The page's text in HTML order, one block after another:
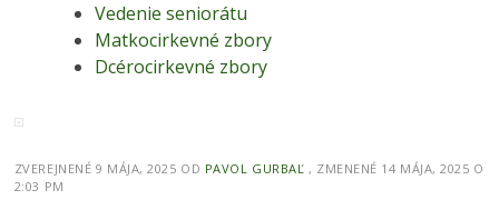
Vedenie seniorátu
Matkocirkevné zbory
Dcérocirkevné zbory
ZVEREJNENÉ 9 MÁJA, 2025 OD PAVOL GURBAĽ , ZMENENÉ 14 MÁJA, 2025 O
2:03 PM